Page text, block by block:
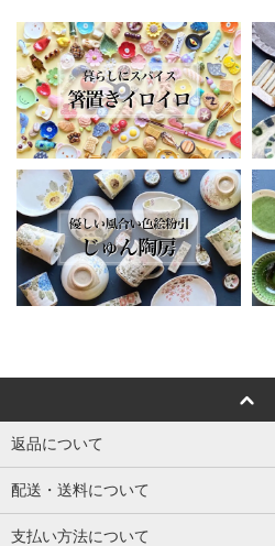
返品について
配送・送料について
支払い方法について